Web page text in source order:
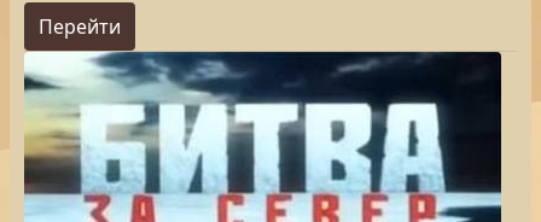
Перейти